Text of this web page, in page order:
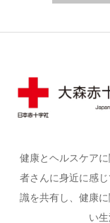
健康とヘルスケア
者さんに身近に感
識を共有し、健康
い